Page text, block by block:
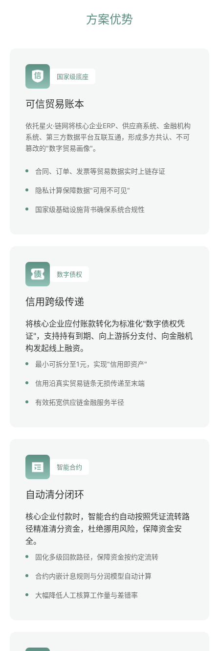
方案优势
国家级底座
可信贸易账本
依托星火·链网将核心企业ERP、供应商系统、金融机构
系统、第三方数据平台互联互通，形成多方共认、不可
篡改的"数字贸易画像"。
合同、订单、发票等贸易数据实时上链存证
隐私计算保障数据"可用不可见"
国家级基础设施背书确保系统合规性
数字债权
信用跨级传递
将核心企业应付账款转化为标准化"数字债权凭
证"，支持持有到期、向上游拆分支付、向金融机
构发起线上融资。
最小可拆分至1元，实现"信用即资产"
信用沿真实贸易链条无损传递至末端
有效拓宽供应链金融服务半径
智能合约
自动清分闭环
核心企业付款时，智能合约自动按照凭证流转路
径精准清分资金，杜绝挪用风险，保障资金安
全。
固化多级回款路径，保障资金按约定流转
合约内嵌计息规则与分润模型自动计算
大幅降低人工核算工作量与差错率